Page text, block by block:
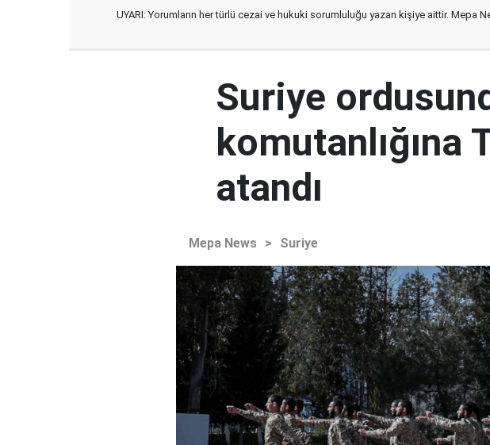
UYARI: Yorumların her türlü cezai ve hukuki sorumluluğu yazan kişiye aittir. Mepa
Suriye
komutanlığına
atandı
Mepa News > Suriye